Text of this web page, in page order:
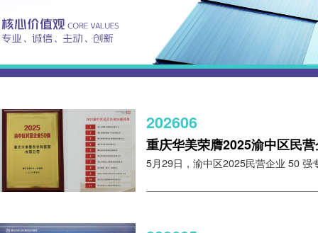
202606
重庆华美荣膺2025渝中区民
5月29日，渝中区2025民营企业 50 强